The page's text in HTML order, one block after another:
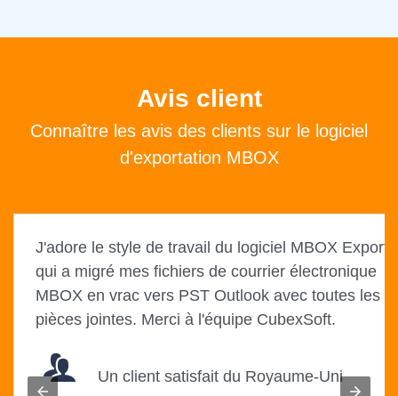
Avis client
Connaître les avis des clients sur le logiciel
d'exportation MBOX
J'adore le style de travail du logiciel MBOX Export
qui a migré mes fichiers de courrier électronique
MBOX en vrac vers PST Outlook avec toutes les
pièces jointes. Merci à l'équipe CubexSoft.
Un client satisfait du Royaume-Uni